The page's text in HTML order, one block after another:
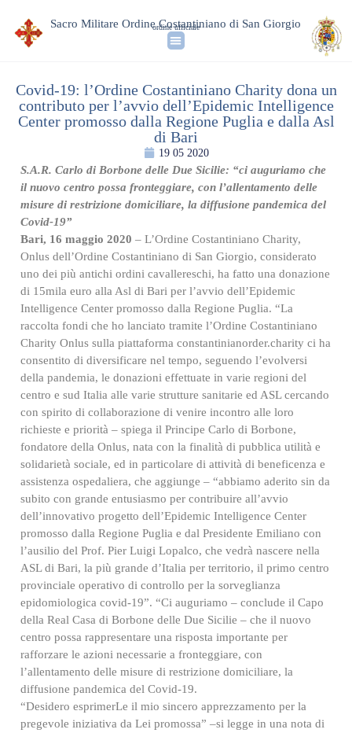
Sacro Militare Ordine Costantiniano di San Giorgio
ordine ufficiale
Covid-19: l’Ordine Costantiniano Charity dona un
contributo per l’avvio dell’Epidemic Intelligence
Center promosso dalla Regione Puglia e dalla Asl
di Bari
19 05 2020
S.A.R. Carlo di Borbone delle Due Sicilie: “ci auguriamo che
il nuovo centro possa fronteggiare, con l’allentamento delle
misure di restrizione domiciliare, la diffusione pandemica del
Covid-19”
Bari, 16 maggio 2020 – L’Ordine Costantiniano Charity,
Onlus dell’Ordine Costantiniano di San Giorgio, considerato
uno dei più antichi ordini cavallereschi, ha fatto una donazione
di 15mila euro alla Asl di Bari per l’avvio dell’Epidemic
Intelligence Center promosso dalla Regione Puglia. “La
raccolta fondi che ho lanciato tramite l’Ordine Costantiniano
Charity Onlus sulla piattaforma constantinianorder.charity ci ha
consentito di diversificare nel tempo, seguendo l’evolversi
della pandemia, le donazioni effettuate in varie regioni del
centro e sud Italia alle varie strutture sanitarie ed ASL cercando
con spirito di collaborazione di venire incontro alle loro
richieste e priorità – spiega il Principe Carlo di Borbone,
fondatore della Onlus, nata con la finalità di pubblica utilità e
solidarietà sociale, ed in particolare di attività di beneficenza e
assistenza ospedaliera, che aggiunge – “abbiamo aderito sin da
subito con grande entusiasmo per contribuire all’avvio
dell’innovativo progetto dell’Epidemic Intelligence Center
promosso dalla Regione Puglia e dal Presidente Emiliano con
l’ausilio del Prof. Pier Luigi Lopalco, che vedrà nascere nella
ASL di Bari, la più grande d’Italia per territorio, il primo centro
provinciale operativo di controllo per la sorveglianza
epidomiologica covid-19”. “Ci auguriamo – conclude il Capo
della Real Casa di Borbone delle Due Sicilie – che il nuovo
centro possa rappresentare una risposta importante per
rafforzare le azioni necessarie a fronteggiare, con
l’allentamento delle misure di restrizione domiciliare, la
diffusione pandemica del Covid-19.
“Desidero esprimerLe il mio sincero apprezzamento per la
pregevole iniziativa da Lei promossa” –si legge in una nota di